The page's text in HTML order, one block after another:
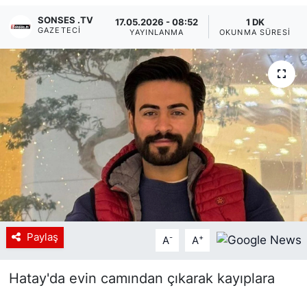
SONSES .TV
GAZETECI
17.05.2026 - 08:52
YAYINLANMA
1 DK
OKUNMA SÜRESI
Paylaş A- A+
Hatay'da evin camından çıkarak kayıplara
YEREL HABER
Haberde insan
Tanıtım